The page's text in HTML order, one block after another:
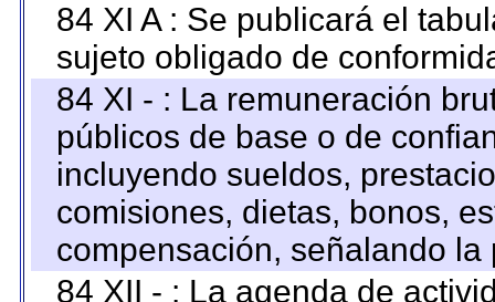
84 XI A : Se publicará el
sujeto obligado de
84 XI - : La remuneración
públicos de base o de
incluyendo sueldos,
comisiones, dietas, bonos,
compensación, señalando
84 XII - : La agenda de